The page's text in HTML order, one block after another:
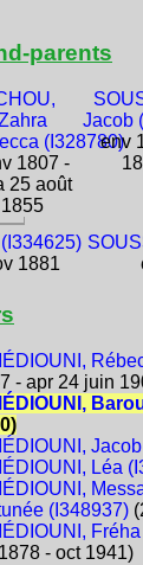
parents
(I328780)
1807 -
25 août
1855
Jacob
env
1881
- apr 24 juin
Léa
(I348937)
- oct 1941)